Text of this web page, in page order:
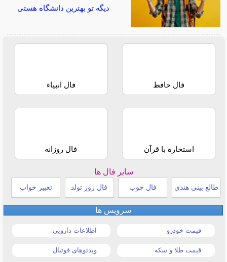
دیگه تو بهترین دانشگاه هستی
فال حافظ فال انبیاء
استخاره با قرآن فال روزانه
سایر فال ها
طالع بینی هندی فال چوب فال روز تولد تعبیر خواب
سرویس ها
قیمت خودرو اطلاعات دارویی
قیمت طلا و سکه ویدئوهای فوتبال